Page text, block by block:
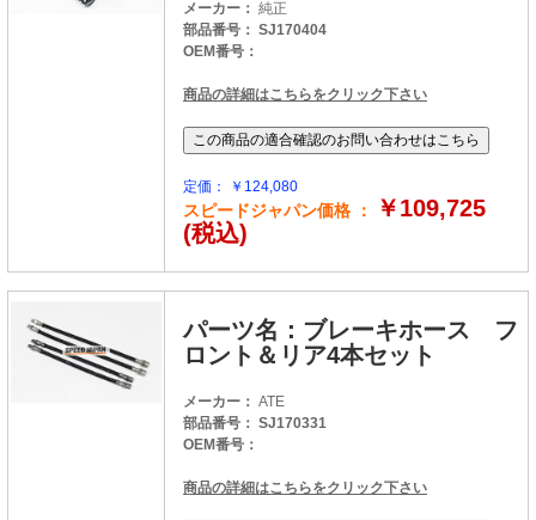
メーカー： 純正
部品番号： SJ170404
OEM番号：
商品の詳細はこちらをクリック下さい
定価： ￥124,080
スピードジャパン価格 ：
￥109,725
(税込)
パーツ名：ブレーキホース フ
ロント＆リア4本セット
メーカー： ATE
部品番号： SJ170331
OEM番号：
商品の詳細はこちらをクリック下さい